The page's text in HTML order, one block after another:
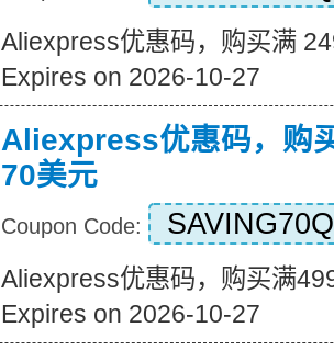
Aliexpress优惠码，购买满
Expires on 2026-10-27
Aliexpress优惠码，购
70美元
Coupon Code: SAVING70Q
Aliexpress优惠码，购买满
Expires on 2026-10-27